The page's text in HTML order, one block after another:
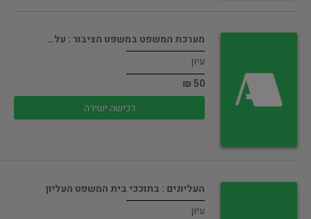
מערכת המשפט במשפט הציבור : על…
עיון
50 ₪
רכישה ישירה
העליונים : בתוככי בית המשפט העליון
עיון